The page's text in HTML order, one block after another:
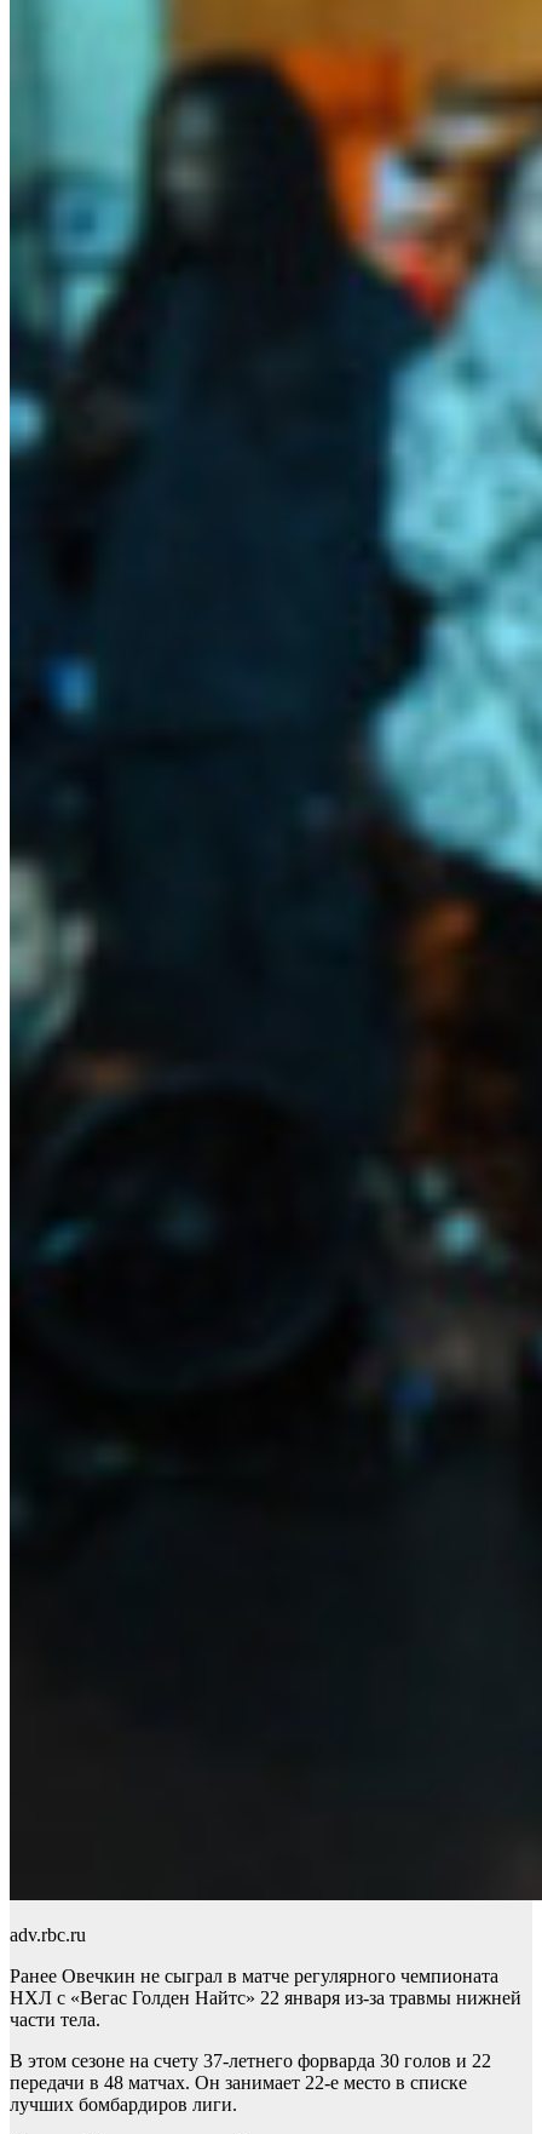
adv.rbc.ru
Ранее Овечкин не сыграл в матче регулярного чемпионата
НХЛ с «Вегас Голден Найтс» 22 января из-за травмы нижней
части тела.
В этом сезоне на счету 37-летнего форварда 30 голов и 22
передачи в 48 матчах. Он занимает 22-е место в списке
лучших бомбардиров лиги.